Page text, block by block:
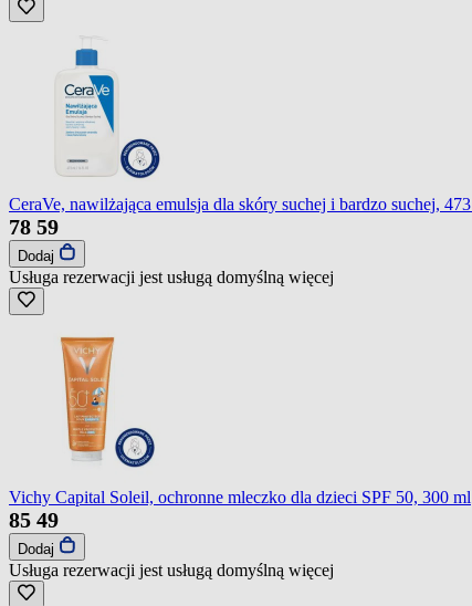
CeraVe, nawilżająca emulsja dla skóry suchej i bardzo suchej,
78 59
Dodaj
Usługa rezerwacji jest usługą domyślną więcej
Vichy Capital Soleil, ochronne mleczko dla dzieci SPF 50, 300 ml
85 49
Dodaj
Usługa rezerwacji jest usługą domyślną więcej